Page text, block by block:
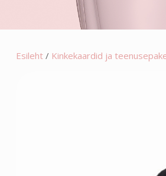
Esileht/ Kinkekaardid ja